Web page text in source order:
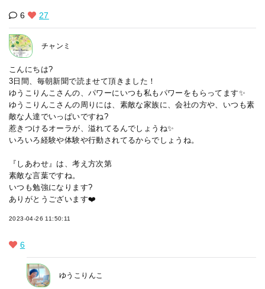
6 27
チャンミ
こんにちは?
3日間、毎朝新聞で読ませて頂きました！
ゆうこりんこさんの、パワーにいつも私もパワーをもらってます✨
ゆうこりんこさんの周りには、素敵な家族に、会社の方や、いつも素
敵な人達でいっぱいですね?
惹きつけるオーラが、溢れてるんでしょうね✨
いろいろ経験や体験や行動されてるからでしょうね。
『しあわせ』は、考え方次第
素敵な言葉ですね。
いつも勉強になります?
ありがとうございます❤️
2023-04-26 11:50:11
6
ゆうこりんこ